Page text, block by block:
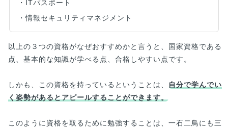
・ITパスポート
・情報セキュリティマネジメント
以上の３つの資格がなぜおすすめかと言うと、国家資格である
点、基本的な知識が学べる点、合格しやすい点です。
しかも、この資格を持っているということは、 自分で学んでい
く姿勢があるとアピールすることができます。
このように資格を取るために勉強することは、一石二鳥にも三